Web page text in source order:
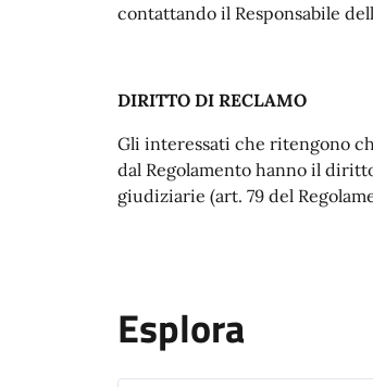
contattando il Responsabile
DIRITTO DI RECLAMO
Gli interessati che ritengono
dal Regolamento hanno il
giudiziarie (art. 79 del
Esplora